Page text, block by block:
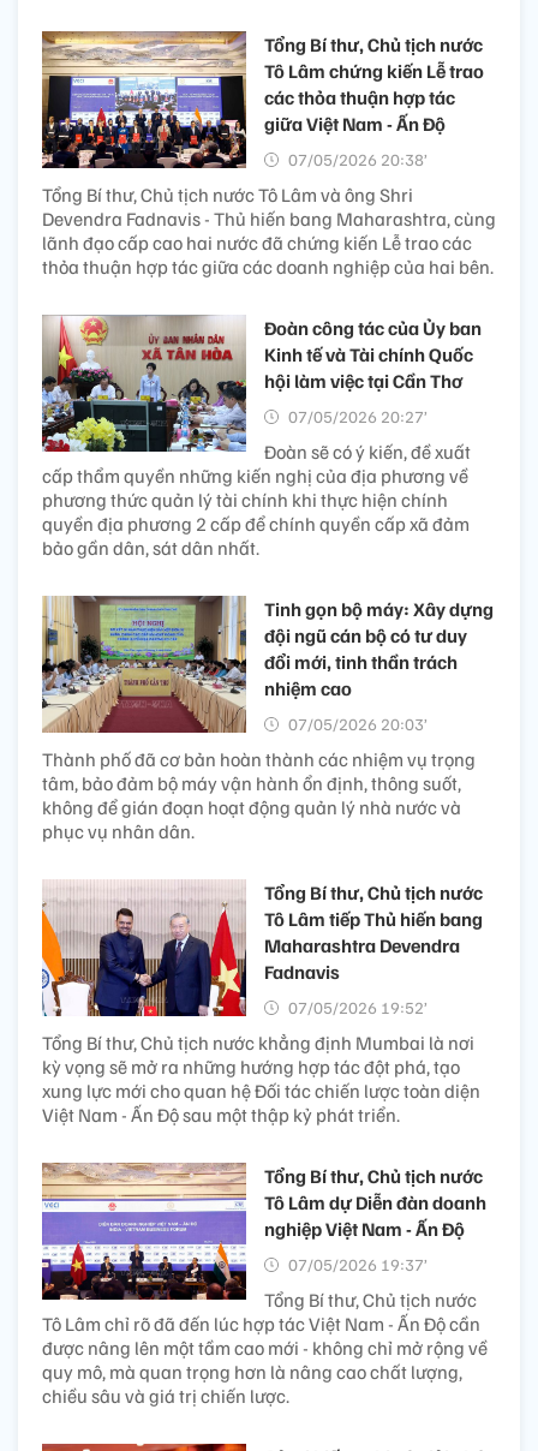
Tổng Bí thư, Chủ tịch nước
Tô Lâm chứng kiến Lễ trao
các thỏa thuận hợp tác
giữa Việt Nam - Ấn Độ
07/05/2026 20:38’
Tổng Bí thư, Chủ tịch nước Tô Lâm và ông Shri
Devendra Fadnavis - Thủ hiến bang Maharashtra, cùng
lãnh đạo cấp cao hai nước đã chứng kiến Lễ trao các
thỏa thuận hợp tác giữa các doanh nghiệp của hai bên.
Đoàn công tác của Ủy ban
Kinh tế và Tài chính Quốc
hội làm việc tại Cần Thơ
07/05/2026 20:27’
Đoàn sẽ có ý kiến, đề xuất
cấp thẩm quyền những kiến nghị của địa phương về
phương thức quản lý tài chính khi thực hiện chính
quyền địa phương 2 cấp để chính quyền cấp xã đảm
bảo gần dân, sát dân nhất.
Tinh gọn bộ máy: Xây dựng
đội ngũ cán bộ có tư duy
đổi mới, tinh thần trách
nhiệm cao
07/05/2026 20:03’
Thành phố đã cơ bản hoàn thành các nhiệm vụ trọng
tâm, bảo đảm bộ máy vận hành ổn định, thông suốt,
không để gián đoạn hoạt động quản lý nhà nước và
phục vụ nhân dân.
Tổng Bí thư, Chủ tịch nước
Tô Lâm tiếp Thủ hiến bang
Maharashtra Devendra
Fadnavis
07/05/2026 19:52’
Tổng Bí thư, Chủ tịch nước khẳng định Mumbai là nơi
kỳ vọng sẽ mở ra những hướng hợp tác đột phá, tạo
xung lực mới cho quan hệ Đối tác chiến lược toàn diện
Việt Nam - Ấn Độ sau một thập kỷ phát triển.
Tổng Bí thư, Chủ tịch nước
Tô Lâm dự Diễn đàn doanh
nghiệp Việt Nam - Ấn Độ
07/05/2026 19:37’
Tổng Bí thư, Chủ tịch nước
Tô Lâm chỉ rõ đã đến lúc hợp tác Việt Nam - Ấn Độ cần
được nâng lên một tầm cao mới - không chỉ mở rộng về
quy mô, mà quan trọng hơn là nâng cao chất lượng,
chiều sâu và giá trị chiến lược.